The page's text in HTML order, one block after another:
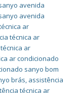
avenida
avenida
ar
técnica ar
ar
ar condicionado
sanyo bom
brás, assistência
técnica ar